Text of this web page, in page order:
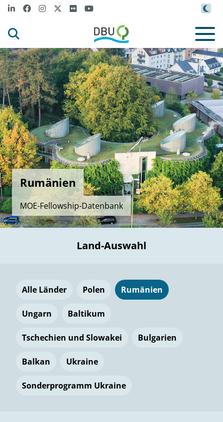
Rumänien
MOE-Fellowship-Datenbank
Land-Auswahl
Alle Länder Polen Rumänien
Ungarn Baltikum
Tschechien und Slowakei Bulgarien
Balkan Ukraine
Sonderprogramm Ukraine